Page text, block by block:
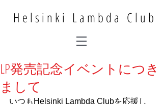
Helsinki Lambda Club
LP発売記念イベントにつき
まして
いつもHelsinki Lambda Clubを応援し